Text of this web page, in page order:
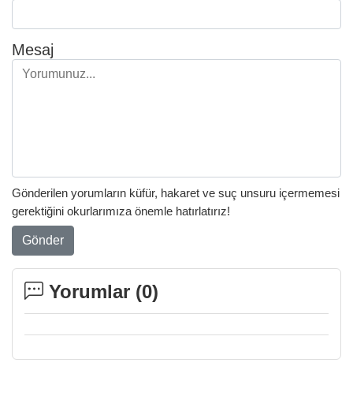
Mesaj
Gönderilen yorumların küfür, hakaret ve suç unsuru içermemesi
gerektiğini okurlarımıza önemle hatırlatırız!
Gönder
Yorumlar (0)